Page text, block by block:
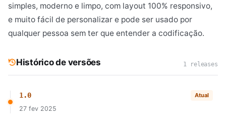
simples, moderno e limpo, com layout 100% responsivo,
e muito fácil de personalizar e pode ser usado por
qualquer pessoa sem ter que entender a codificação.
Histórico de versões 1 releases
1.0 Atual
27 fev 2025